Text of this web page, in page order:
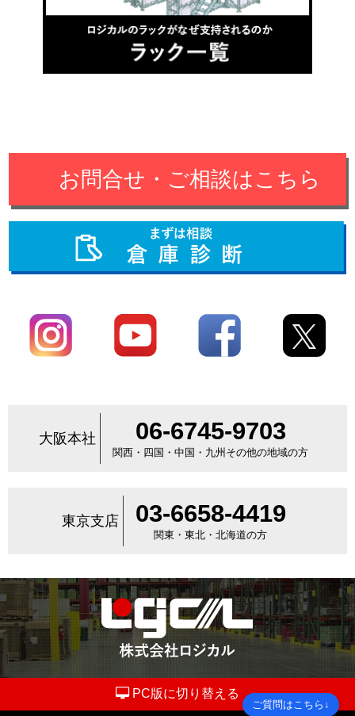
お問合せ・ご相談はこちら
大阪本社 06-6745-9703
関西・四国・中国・九州その他の地域の方
東京支店 03-6658-4419
関東・東北・北海道の方
PC版に切り替える
ご質問はこちら↓